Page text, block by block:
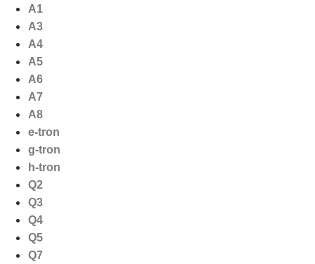
naar
inhoud
A1
A3
A4
A5
A6
A7
A8
e-tron
g-tron
h-tron
Q2
Q3
Q4
Q5
Q7